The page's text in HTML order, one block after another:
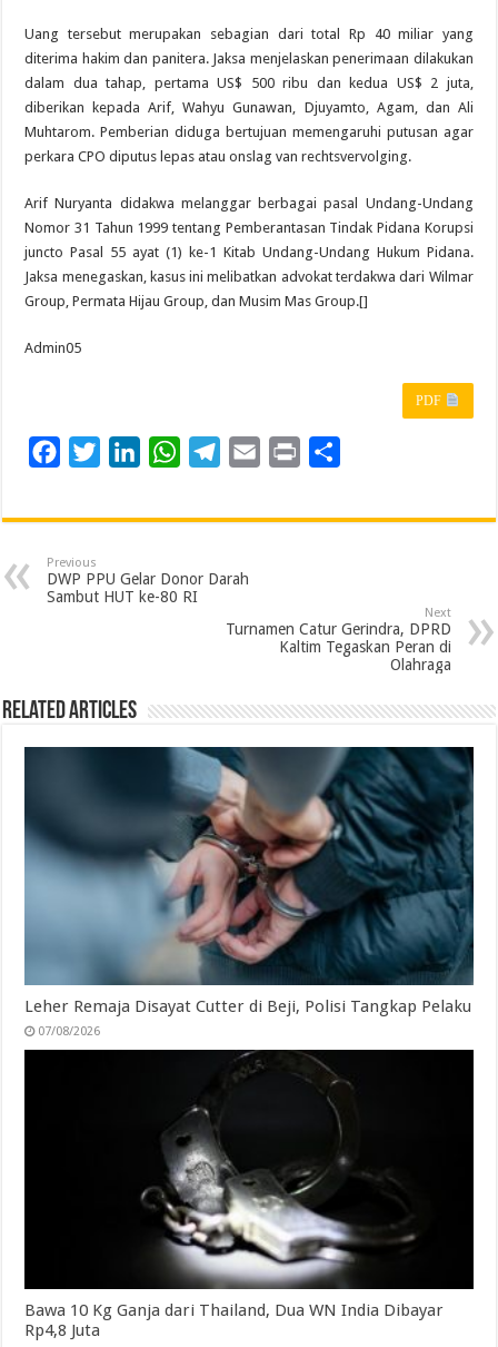
Uang tersebut merupakan sebagian dari total Rp 40 miliar yang
diterima hakim dan panitera. Jaksa menjelaskan penerimaan dilakukan
dalam dua tahap, pertama US$ 500 ribu dan kedua US$ 2 juta,
diberikan kepada Arif, Wahyu Gunawan, Djuyamto, Agam, dan Ali
Muhtarom. Pemberian diduga bertujuan memengaruhi putusan agar
perkara CPO diputus lepas atau onslag van rechtsvervolging.
Arif Nuryanta didakwa melanggar berbagai pasal Undang-Undang
Nomor 31 Tahun 1999 tentang Pemberantasan Tindak Pidana Korupsi
juncto Pasal 55 ayat (1) ke-1 Kitab Undang-Undang Hukum Pidana.
Jaksa menegaskan, kasus ini melibatkan advokat terdakwa dari Wilmar
Group, Permata Hijau Group, dan Musim Mas Group.[]
Admin05
PDF
c
b
o
i
t
e
n
e
d
W
a
s
A
l
g
a
a
i
a
Previous
DWP PPU Gelar Donor Darah
Sambut HUT ke-80 RI
Next
Turnamen Catur Gerindra, DPRD
Kaltim Tegaskan Peran di
Olahraga
Related Articles
Leher Remaja Disayat Cutter di Beji, Polisi Tangkap Pelaku
07/08/2026
Bawa 10 Kg Ganja dari Thailand, Dua WN India Dibayar
Rp4,8 Juta